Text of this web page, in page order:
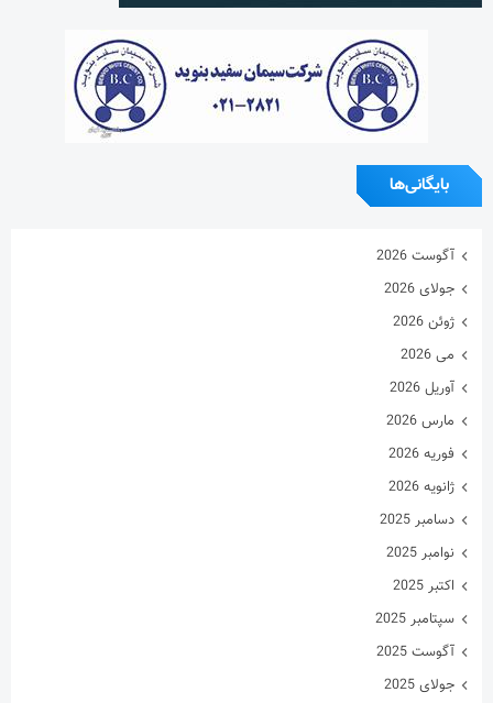
بایگانی‌ها
آگوست 2026
جولای 2026
ژوئن 2026
می 2026
آوریل 2026
مارس 2026
فوریه 2026
ژانویه 2026
دسامبر 2025
نوامبر 2025
اکتبر 2025
سپتامبر 2025
آگوست 2025
جولای 2025